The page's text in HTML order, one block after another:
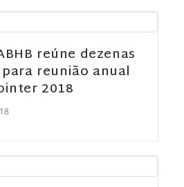
reúne dezenas
reunião anual
2018